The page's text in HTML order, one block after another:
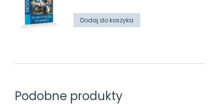
Dodaj do koszyka
Podobne produkty